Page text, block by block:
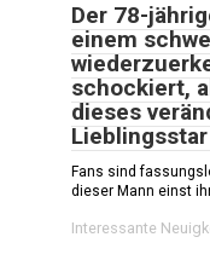
Der 78-
einem
schockiert,
dieses
Lieblingsstar
Fans sind
dieser Mann einst
Interessante